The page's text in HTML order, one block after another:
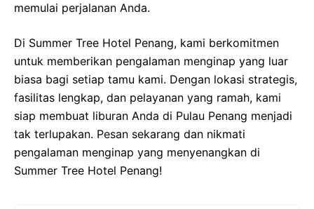
memulai perjalanan Anda.
Di Summer Tree Hotel Penang, kami berkomitmen
untuk memberikan pengalaman menginap yang luar
biasa bagi setiap tamu kami. Dengan lokasi strategis,
fasilitas lengkap, dan pelayanan yang ramah, kami
siap membuat liburan Anda di Pulau Penang menjadi
tak terlupakan. Pesan sekarang dan nikmati
pengalaman menginap yang menyenangkan di
Summer Tree Hotel Penang!